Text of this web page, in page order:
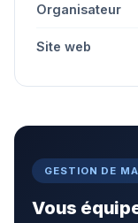
Organisateur
Site web
GESTION DE
Vous